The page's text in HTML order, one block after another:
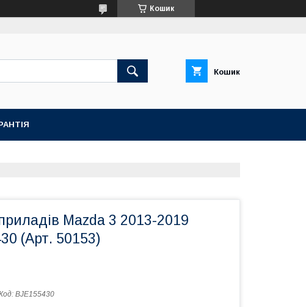
Кошик
Кошик
Mazda 3 2013-2019
(Арт. 50153)
BJE155430